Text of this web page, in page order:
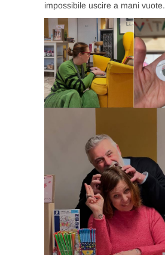
impossibile uscire a mani vuote.